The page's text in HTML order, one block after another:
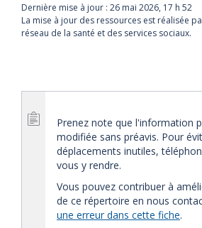
Dernière mise à jour : 26 mai 2026, 17 h 52
La mise à jour des ressources est réalisée
réseau de la santé et des services sociaux.
Prenez note que l'information
modifiée sans préavis. Pour
déplacements inutiles,
vous y rendre.
Vous pouvez contribuer à
de ce répertoire en nous
une erreur dans cette fiche.